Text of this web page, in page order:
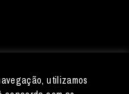
utilizamos